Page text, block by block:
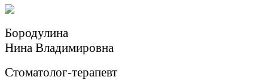
Бородулина
Нина Владимировна
Стоматолог-терапевт